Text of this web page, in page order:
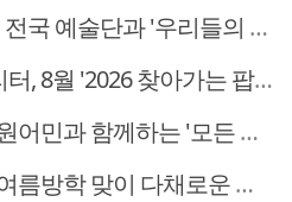
술단과 '우리들의 하모니' 선보여
'2026 찾아가는 팝업놀이터' 운영
께하는 '모든 영어 모든 독서' 운영
다채로운 독서문화 프로그램 운영